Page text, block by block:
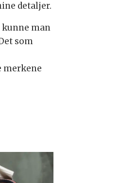
detaljer.
kunne man
som
merkene